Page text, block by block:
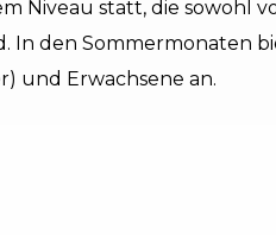
Niveau statt, die sowohl
In den Sommermonaten
und Erwachsene an.